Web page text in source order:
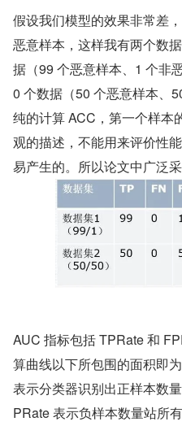
假设我们模型的效果非常差
恶意样本，这样我有两个数
据（99 个恶意样本、1 个非
0 个数据（50 个恶意样本、
纯的计算 ACC，第一个样本
观的描述，不能用来评价性
易产生的。所以论文中广泛采
AUC 指标包括 TPRate 和
算曲线以下所包围的面积即
表示分类器识别出正样本数
PRate 表示负样本数量站所